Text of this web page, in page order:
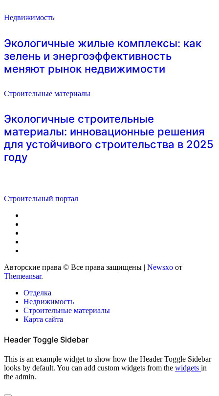
Недвижимость
Экологичные жилые комплексы: как
зелень и энергоэффективность
меняют рынок недвижимости
Строительные материалы
Экологичные строительные
материалы: инновационные решения
для устойчивого строительства в 2025
году
Строительный портал
Авторские права © Все права защищены | Newsxo от
Themeansar.
Отделка
Недвижимость
Строительные материалы
Карта сайта
Header Toggle Sidebar
This is an example widget to show how the Header Toggle Sidebar
looks by default. You can add custom widgets from the widgets in
the admin.